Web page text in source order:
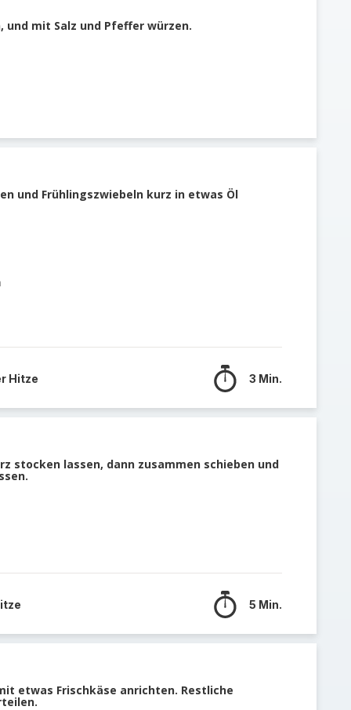
und mit Salz und Pfeffer würzen.
und Frühlingszwiebeln kurz in etwas Öl
Hitze 3 Min.
stocken lassen, dann zusammen schieben und
5 Min.
etwas Frischkäse anrichten. Restliche